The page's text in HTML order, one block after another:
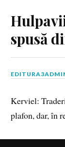
spusă
Kerviel:
plafon, dar, în